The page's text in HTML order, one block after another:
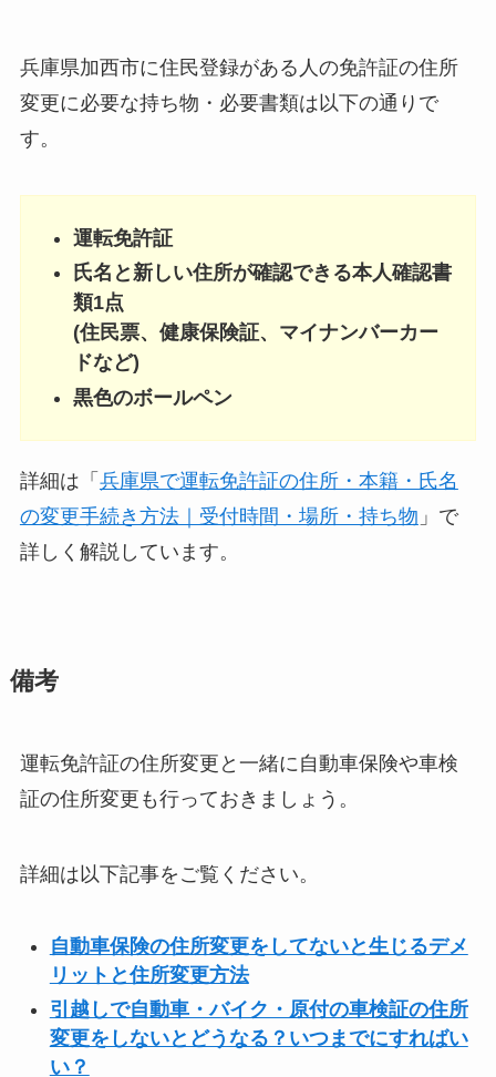
兵庫県加西市に住民登録がある人の免許証の住所
変更に必要な持ち物・必要書類は以下の通りで
す。
運転免許証
氏名と新しい住所が確認できる本人確認書
類1点
(住民票、健康保険証、マイナンバーカー
ドなど)
黒色のボールペン
詳細は「 兵庫県で運転免許証の住所・本籍・氏名
の変更手続き方法｜受付時間・場所・持ち物 」で
詳しく解説しています。
備考
運転免許証の住所変更と一緒に自動車保険や車検
証の住所変更も行っておきましょう。
詳細は以下記事をご覧ください。
自動車保険の住所変更をしてないと生じるデメ
リットと住所変更方法
引越しで自動車・バイク・原付の車検証の住所
変更をしないとどうなる？いつまでにすればい
い？